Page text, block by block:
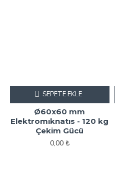
Ø60x60 mm
Elektromıknatıs - 120 kg
Çekim Gücü
0,00 ₺
SEPETE EKLE